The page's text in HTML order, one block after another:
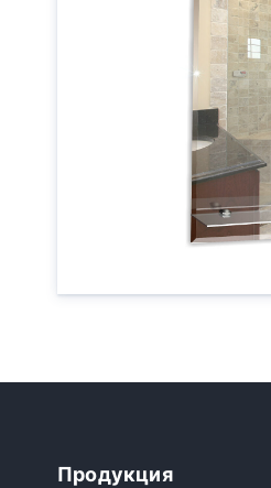
Продукция